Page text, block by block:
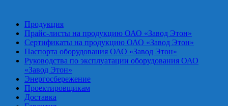
Продукция
Прайс-листы на продукцию ОАО «Завод Этон»
Сертификаты на продукцию ОАО «Завод Этон»
Паспорта оборудования ОАО «Завод Этон»
Руководства по эксплуатации оборудования ОАО
«Завод Этон»
Энергосбережение
Проектировщикам
Доставка